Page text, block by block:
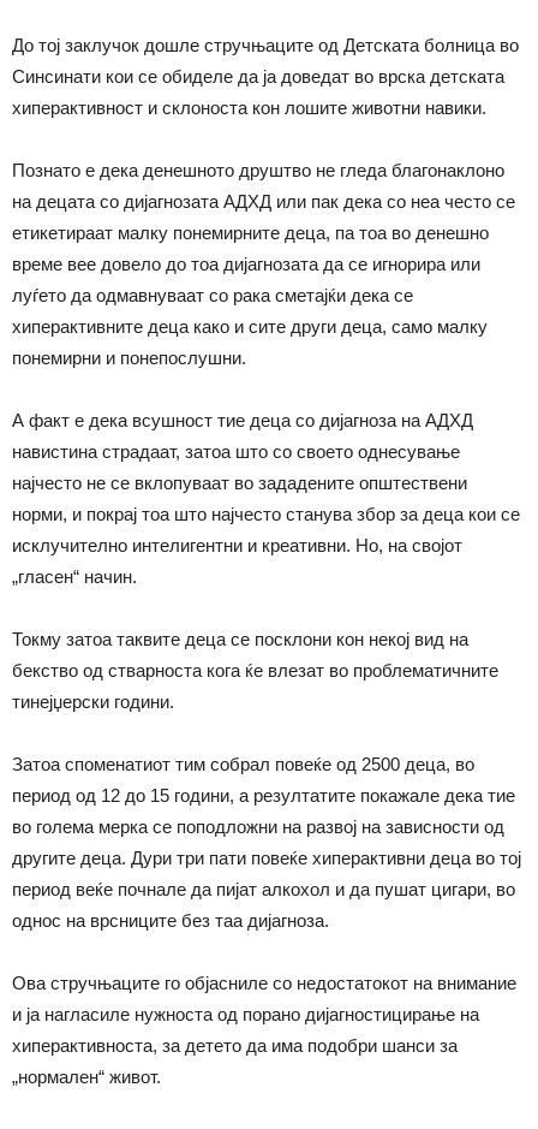
До тој заклучок дошле стручњаците од Детската болница во
Синсинати кои се обиделе да ја доведат во врска детската
хиперактивност и склоноста кон лошите животни навики.
Познато е дека денешното друштво не гледа благонаклоно
на децата со дијагнозата АДХД или пак дека со неа често се
етикетираат малку понемирните деца, па тоа во денешно
време вее довело до тоа дијагнозата да се игнорира или
луѓето да одмавнуваат со рака сметајќи дека се
хиперактивните деца како и сите други деца, само малку
понемирни и понепослушни.
А факт е дека всушност тие деца со дијагноза на АДХД
навистина страдаат, затоа што со своето однесување
најчесто не се вклопуваат во зададените општествени
норми, и покрај тоа што најчесто станува збор за деца кои се
исклучително интелигентни и креативни. Но, на својот
„гласен“ начин.
Токму затоа таквите деца се посклони кон некој вид на
бекство од стварноста кога ќе влезат во проблематичните
тинејџерски години.
Затоа споменатиот тим собрал повеќе од 2500 деца, во
период од 12 до 15 години, а резултатите покажале дека тие
во голема мерка се поподложни на развој на зависности од
другите деца. Дури три пати повеќе хиперактивни деца во тој
период веќе почнале да пијат алкохол и да пушат цигари, во
однос на врсниците без таа дијагноза.
Ова стручњаците го објасниле со недостатокот на внимание
и ја нагласиле нужноста од порано дијагностицирање на
хиперактивноста, за детето да има подобри шанси за
„нормален“ живот.